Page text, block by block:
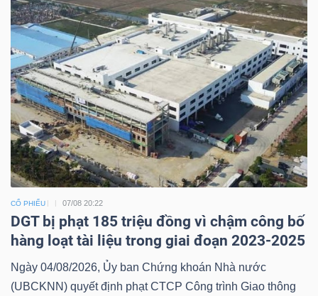
CỔ PHIẾU 07/08 20:22
DGT bị phạt 185 triệu đồng vì chậm công bố
hàng loạt tài liệu trong giai đoạn 2023-2025
Ngày 04/08/2026, Ủy ban Chứng khoán Nhà nước
(UBCKNN) quyết định phạt CTCP Công trình Giao thông